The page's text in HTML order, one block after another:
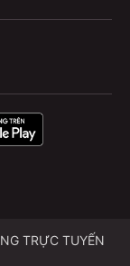
TRỰC TUYẾN